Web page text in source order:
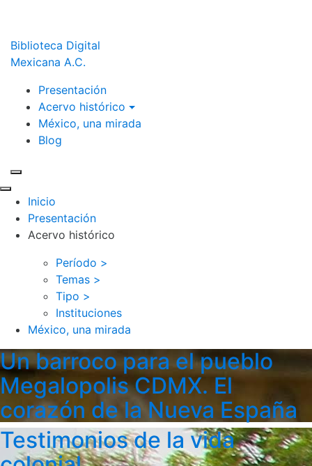
Biblioteca Digital
Mexicana A.C.
Presentación
Acervo histórico
México, una mirada
Blog
Inicio
Presentación
Acervo histórico
Período >
Temas >
Tipo >
Instituciones
México, una mirada
Un barroco para el pueblo
Megalopolis CDMX. El
corazón de la Nueva España
Testimonios de la vida